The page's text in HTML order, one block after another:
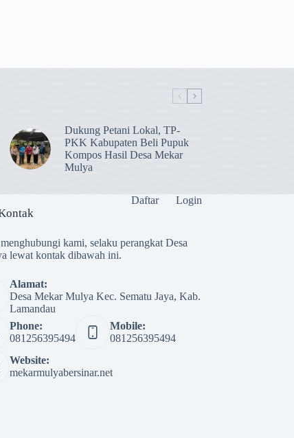
Dukung Petani Lokal, TP-
PKK Kabupaten Beli Pupuk
Kompos Hasil Desa Mekar
Mulya
Daftar
Login
kami, selaku perangkat Desa
lewat kontak dibawah ini.
Alamat:
Desa Mekar Mulya Kec. Sematu Jaya, Kab.
Lamandau
Phone:
081256395494
Mobile:
081256395494
Website:
mekarmulyabersinar.net